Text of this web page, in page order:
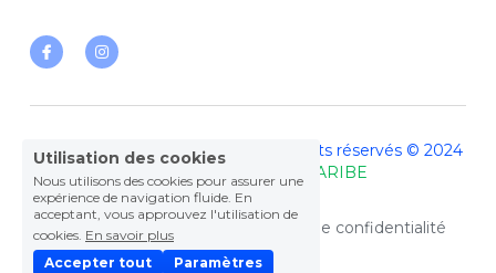
FRAÎCHEUR DES PITONS - Tous droits réservés © 2024
-
Site Internet by DEL CARIBE
Termes et Conditions Politique de confidentialité
Utilisation des cookies
Nous utilisons des cookies pour assurer une
expérience de navigation fluide. En
acceptant, vous approuvez l'utilisation de
cookies. En savoir plus
Accepter tout
Paramètres